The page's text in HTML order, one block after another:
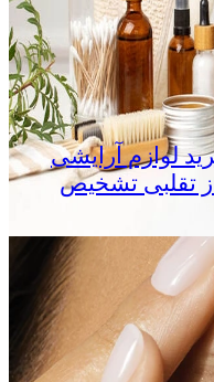
لوازم آرایشی
تقلبی تشخیص